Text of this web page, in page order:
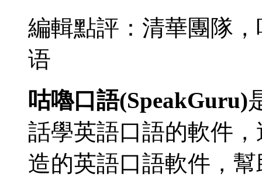
編輯點評：清華團隊
语
咕嚕口語(SpeakGuru)
話學英語口語的軟件
造的英語口語軟件，